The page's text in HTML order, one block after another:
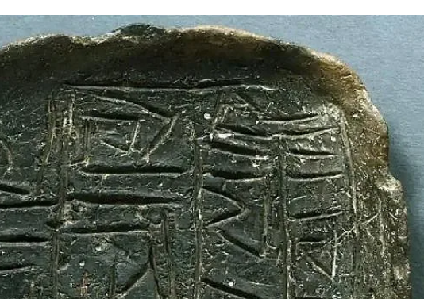
ДА!НА
ДА! НА
КУЛТУРА
ПРАВОСЪДИЕ
КРИМИ
ВЯРА
ОБЯВИ
ВОЙНАТА В
ВРЕМЕТО